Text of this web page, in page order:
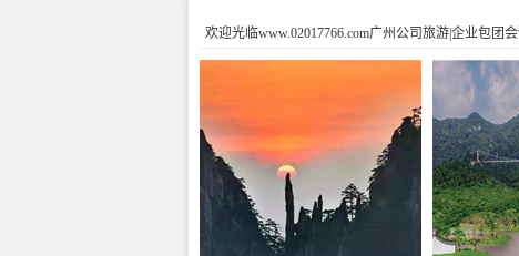
欢迎光临www.02017766.com广州公司旅游|企业包团